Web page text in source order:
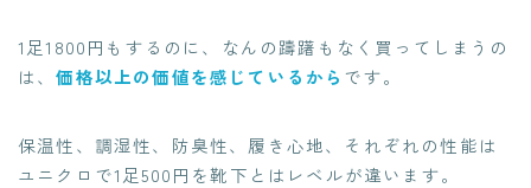
1足1800円もするのに、なんの躊躇もなく買ってしまうの
は、価格以上の価値を感じているから です。
保温性、調湿性、防臭性、履き心地、それぞれの性能は
ユニクロで1足500円を靴下とはレベルが違います。